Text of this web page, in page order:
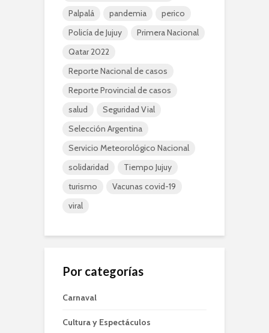
Palpalá
pandemia
perico
Policía de Jujuy
Primera Nacional
Qatar 2022
Reporte Nacional de casos
Reporte Provincial de casos
salud
Seguridad Vial
Selección Argentina
Servicio Meteorológico Nacional
solidaridad
Tiempo Jujuy
turismo
Vacunas covid-19
viral
Por categorías
Carnaval
Cultura y Espectáculos